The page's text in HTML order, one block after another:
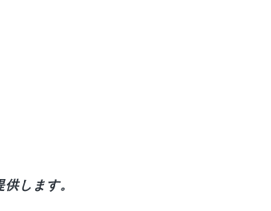
します。